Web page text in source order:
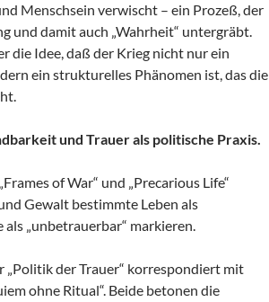
Menschsein verwischt – ein Prozeß, der
und damit auch „Wahrheit“ untergräbt.
die Idee, daß der Krieg nicht nur ein
ein strukturelles Phänomen ist, das die
und Trauer als politische Praxis.
of War“ und „Precarious Life“
Gewalt bestimmte Leben als
als „unbetrauerbar“ markieren.
„Politik der Trauer“ korrespondiert mit
ohne Ritual“. Beide betonen die